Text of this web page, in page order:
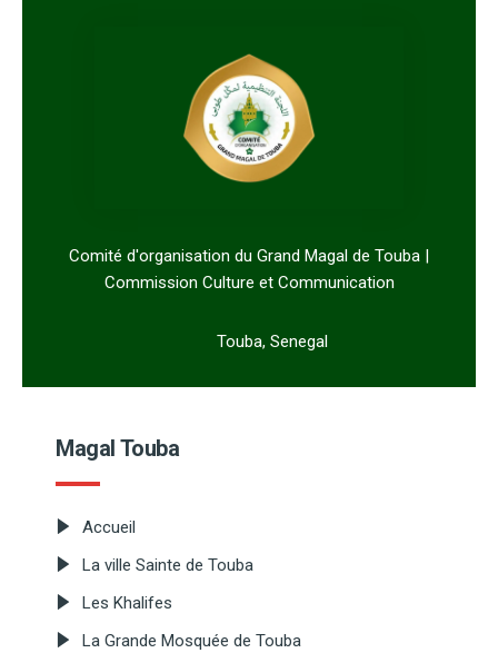
Comité d'organisation du Grand Magal de Touba |
Commission Culture et Communication
Touba, Senegal
Magal Touba
Accueil
La ville Sainte de Touba
Les Khalifes
La Grande Mosquée de Touba